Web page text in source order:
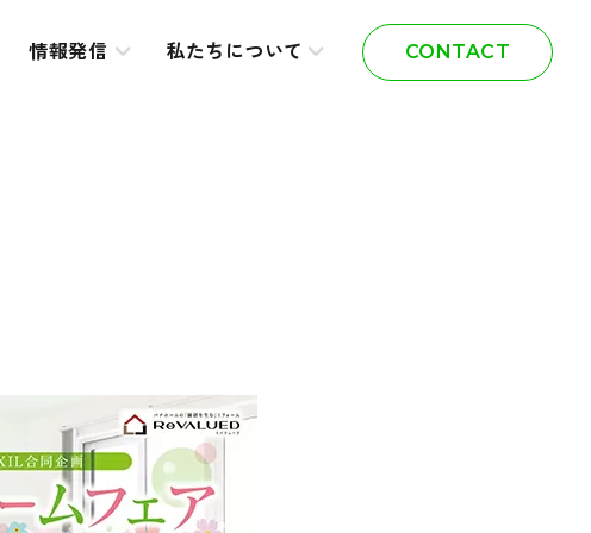
情報発信 私たちについて CONTACT